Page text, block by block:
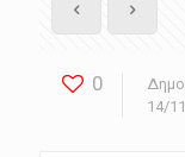
0
14/